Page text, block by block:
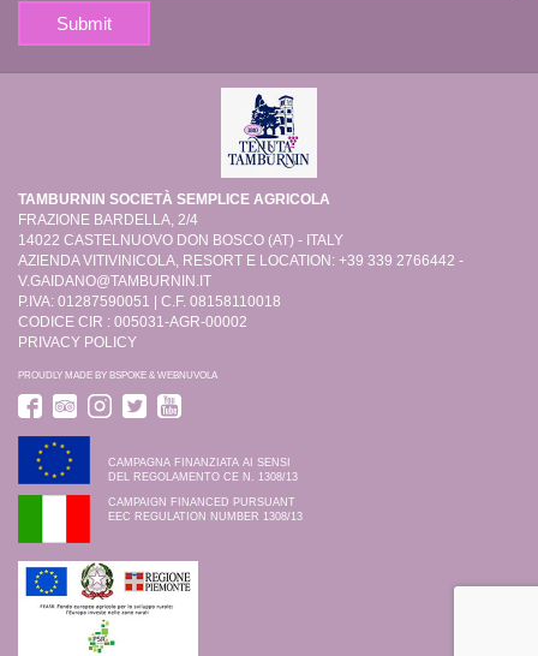
TAMBURNIN SOCIETÀ SEMPLICE AGRICOLA
FRAZIONE BARDELLA, 2/4
14022 CASTELNUOVO DON BOSCO (AT) - ITALY
AZIENDA VITIVINICOLA, RESORT E LOCATION: +39 339 2766442 -
V.GAIDANO@TAMBURNIN.IT
P.IVA: 01287590051 | C.F. 08158110018
CODICE CIR : 005031-AGR-00002
PRIVACY POLICY
PROUDLY MADE BY BSPOKE & WEBNUVOLA
CAMPAGNA FINANZIATA AI SENSI
DEL REGOLAMENTO CE N. 1308/13
CAMPAIGN FINANCED PURSUANT
EEC REGULATION NUMBER 1308/13